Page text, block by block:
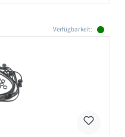
Verfügbarkeit: